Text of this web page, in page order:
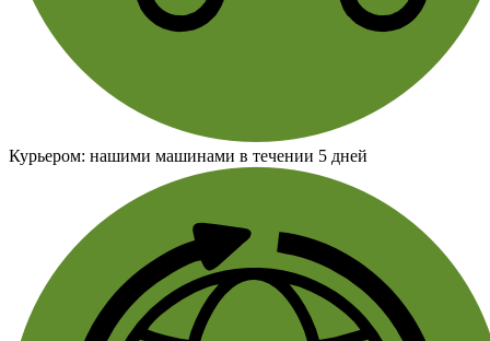
Курьером: нашими машинами в течении 5 дней